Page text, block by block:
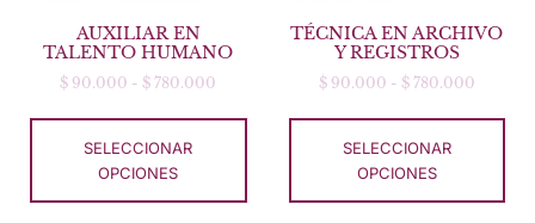
AUXILIAR EN
TALENTO HUMANO
$ 90.000 - $ 780.000
SELECCIONAR
OPCIONES
TÉCNICA EN ARCHIVO
Y REGISTROS
$90.000 - $780.000
SELECCIONAR
OPCIONES